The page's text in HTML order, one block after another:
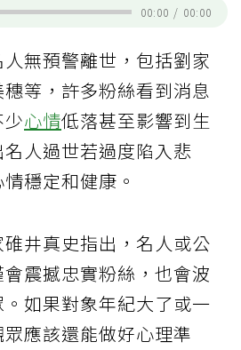
00:00 / 00:00
無預警離世，包括劉家
等，許多粉絲看到消息
心情低落甚至影響到生
人過世若過度陷入悲
穩定和健康。
井真史指出，名人或公
震撼忠實粉絲，也會波
如果對象年紀大了或一
應該還能做好心理準